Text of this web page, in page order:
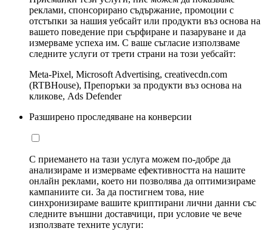
реклами, спонсорирано съдържание, промоции с
отстъпки за нашия уебсайт или продукти въз основа на
вашето поведение при сърфиране и пазаруване и да
измерваме успеха им. С ваше съгласие използваме
следните услуги от трети страни на този уебсайт:
Meta-Pixel, Microsoft Advertising, creativecdn.com
(RTBHouse), Препоръки за продукти въз основа на
кликове, Ads Defender
Разширено проследяване на конверсии
С приемането на тази услуга можем по-добре да
анализираме и измерваме ефективността на нашите
онлайн реклами, което ни позволява да оптимизираме
кампаниите си. За да постигнем това, ние
синхронизираме вашите криптирани лични данни със
следните външни доставчици, при условие че вече
използвате техните услуги: